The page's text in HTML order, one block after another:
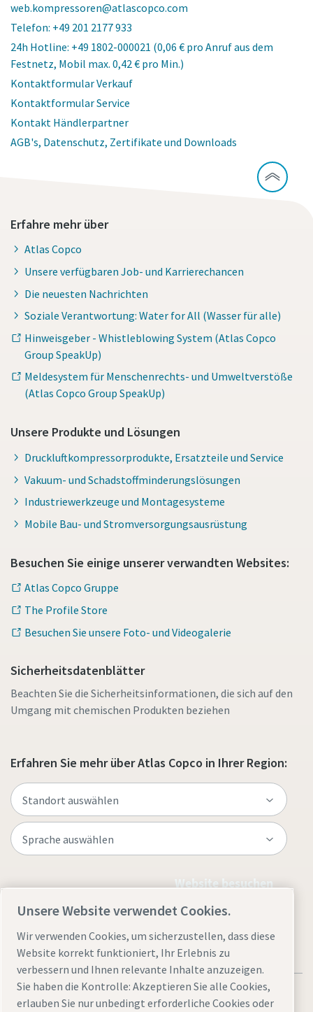
web.kompressoren@atlascopco.com
Telefon: +49 201 2177 933
24h Hotline: +49 1802-000021 (0,06 € pro Anruf aus dem
Festnetz, Mobil max. 0,42 € pro Min.)
Kontaktformular Verkauf
Kontaktformular Service
Kontakt Händlerpartner
AGB's, Datenschutz, Zertifikate und Downloads
Erfahre mehr über
Atlas Copco
Unsere verfügbaren Job- und Karrierechancen
Die neuesten Nachrichten
Soziale Verantwortung: Water for All (Wasser für alle)
Hinweisgeber - Whistleblowing System (Atlas Copco
Group SpeakUp)
Meldesystem für Menschenrechts- und Umweltverstöße
(Atlas Copco Group SpeakUp)
Unsere Produkte und Lösungen
Druckluftkompressorprodukte, Ersatzteile und Service
Vakuum- und Schadstoffminderungslösungen
Industriewerkzeuge und Montagesysteme
Mobile Bau- und Stromversorgungsausrüstung
Besuchen Sie einige unserer verwandten Websites:
Atlas Copco Gruppe
The Profile Store
Besuchen Sie unsere Foto- und Videogalerie
Sicherheitsdatenblätter
Beachten Sie die Sicherheitsinformationen, die sich auf den
Umgang mit chemischen Produkten beziehen
Erfahren Sie mehr über Atlas Copco in Ihrer Region:
Website besuchen
Unsere Website verwendet Cookies.
Wir verwenden Cookies, um sicherzustellen, dass diese
Website korrekt funktioniert, Ihr Erlebnis zu
verbessern und Ihnen relevante Inhalte anzuzeigen.
Sie haben die Kontrolle: Akzeptieren Sie alle Cookies,
erlauben Sie nur unbedingt erforderliche Cookies oder